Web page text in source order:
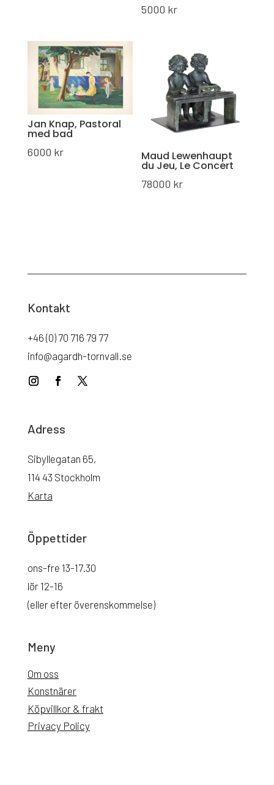
5000 kr
Jan Knap, Pastoral
med bad
6000 kr Maud Lewenhaupt
du Jeu, Le Concert
78000 kr
Kontakt
+46 (0) 70 716 79 77
info@agardh-tornvall.se
Adress
Sibyllegatan 65,
114 43 Stockholm
Karta
Öppettider
ons-fre 13-17.30
lör 12-16
(eller efter överenskommelse)
Meny
Om oss
Konstnärer
Köpvillkor & frakt
Privacy Policy